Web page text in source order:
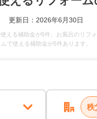
更新日：2026年6月30日
える補助金が6件、お風呂のリフ
ムで使える補助金が6件あります。